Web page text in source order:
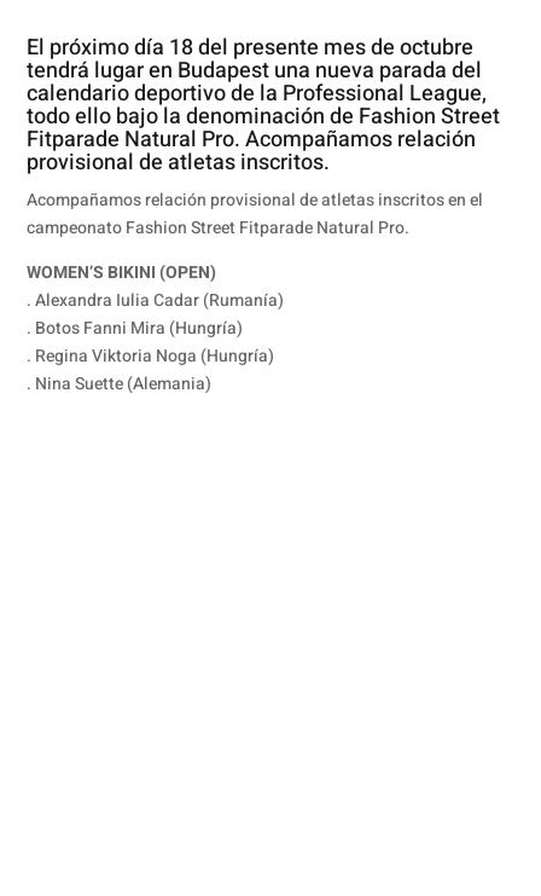
El próximo día 18 del presente mes de octubre
tendrá lugar en Budapest una nueva parada del
calendario deportivo de la Professional League,
todo ello bajo la denominación de Fashion Street
Fitparade Natural Pro. Acompañamos relación
provisional de atletas inscritos.
Acompañamos relación provisional de atletas inscritos en el
campeonato Fashion Street Fitparade Natural Pro.
WOMEN’S BIKINI (OPEN)
. Alexandra Iulia Cadar (Rumanía)
. Botos Fanni Mira (Hungría)
. Regina Viktoria Noga (Hungría)
. Nina Suette (Alemania)